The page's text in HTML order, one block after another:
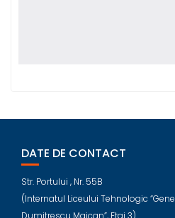
DATE DE CONTACT
Str. Portului , Nr. 55B
(Internatul Liceului Tehnologic
Dumitrescu Maican”, Etaj 3)